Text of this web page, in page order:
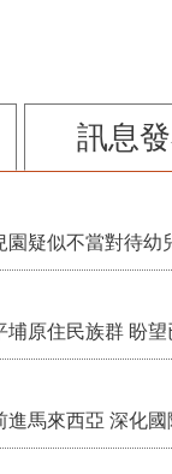
訊息
園疑似不當對待幼
馬來西亞 深化